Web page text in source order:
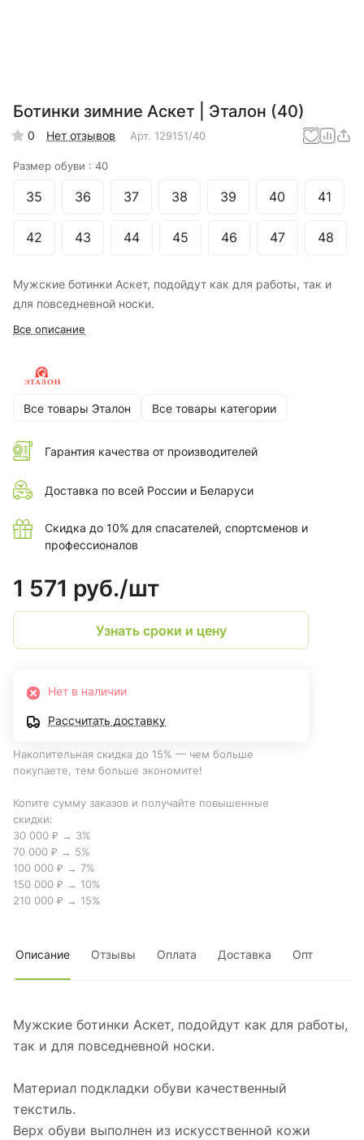
Ботинки зимние Аскет | Эталон (40)
0 Нет отзывов Арт. 129151/40
Размер обуви : 40
35 36 37 38 39 40 41
42 43 44 45 46 47 48
Мужские ботинки Аскет, подойдут как для работы, так и
для повседневной носки.
Все описание
Все товары Эталон Все товары категории
Гарантия качества от производителей
Доставка по всей России и Беларуси
Скидка до 10% для спасателей, спортсменов и
профессионалов
1 571 руб./шт
Узнать сроки и цену
Нет в наличии
Рассчитать доставку
Накопительная скидка до 15% — чем больше
покупаете, тем больше экономите!
Копите сумму заказов и получайте повышенные
скидки:
30 000 ₽ → 3%
70 000 ₽ → 5%
100 000 ₽ → 7%
150 000 ₽ → 10%
210 000 ₽ → 15%
Описание Отзывы Оплата Доставка Опт
Мужские ботинки Аскет, подойдут как для работы,
так и для повседневной носки.
Материал подкладки обуви качественный
текстиль.
Верх обуви выполнен из искусственной кожи